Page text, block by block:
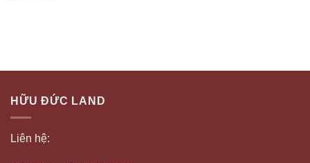
HỮU ĐỨC LAND
Liên hệ: